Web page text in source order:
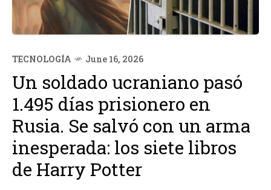
TECNOLOGÍA June 16, 2026
Un soldado ucraniano pasó
1.495 días prisionero en
Rusia. Se salvó con un arma
inesperada: los siete libros
de Harry Potter